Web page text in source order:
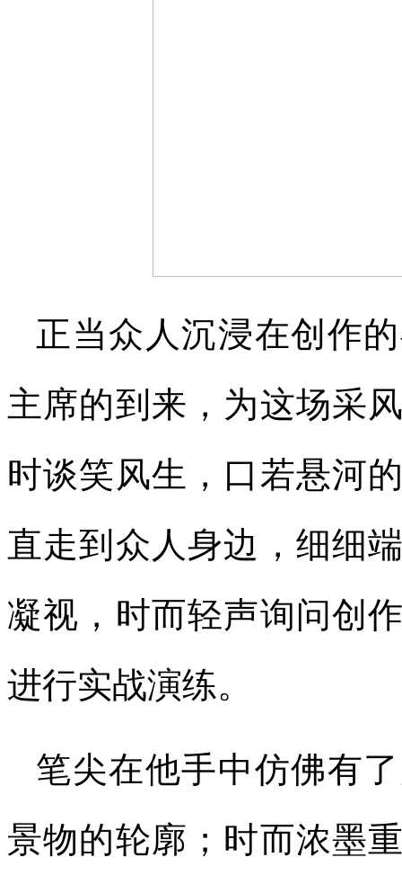
正当众人沉浸在创作
主席的到来，为这场采
时谈笑风生，口若悬河
直走到众人身边，细细
凝视，时而轻声询问创
进行实战演练。
笔尖在他手中仿佛有
景物的轮廓；时而浓墨